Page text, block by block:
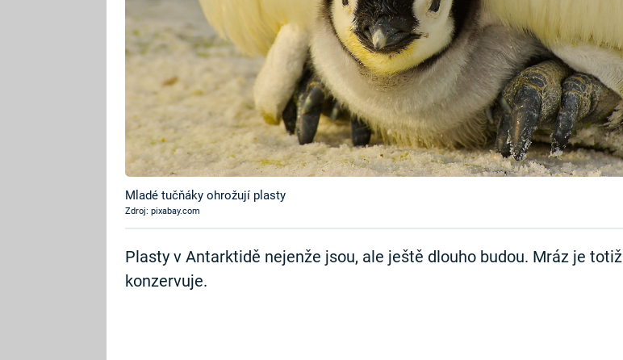
Mladé tučňáky ohrožují plasty
Zdroj: pixabay.com
Plasty v Antarktidě nejenže jsou, ale ještě dlouho budou. Mráz je totiž
konzervuje.